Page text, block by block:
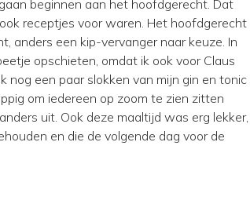
beginnen aan het hoofdgerecht. Dat
receptjes voor waren. Het hoofdgerecht
anders een kip-vervanger naar keuze. In
opschieten, omdat ik ook voor Claus
nog een paar slokken van mijn gin en tonic
om iedereen op zoom te zien zitten
uit. Ook deze maaltijd was erg lekker,
en die de volgende dag voor de